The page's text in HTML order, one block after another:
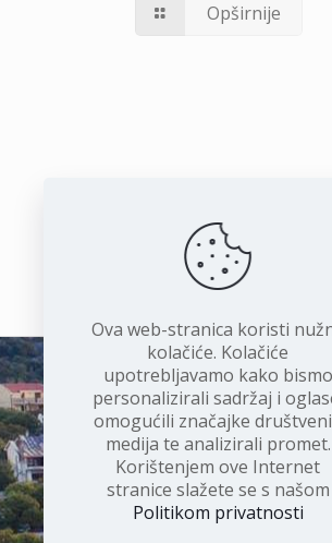
Opširnije
Ova web-stranica koristi
kolačiće. Kolačiće
upotrebljavamo kako bismo
personalizirali sadržaj i
omogućili značajke
medija te analizirali promet.
Korištenjem ove Internet
stranice slažete se s našom
Politikom privatnosti